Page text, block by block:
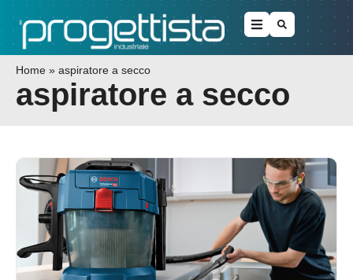
Home » aspiratore a secco
aspiratore a secco